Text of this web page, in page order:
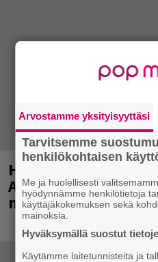
Huomenna se
A.W. Yrjänän
mammuttimainen
Arvostamme yksityisyyttäsi
Tarvitsemme
henkilökohtaisen
Me ja huolellisesti
hyödynnämme henkilötietoja
käyttäjäkokemuksen sekä
mainoksia.
Hyväksymällä suostut
Käytämme laitetunnisteita ja